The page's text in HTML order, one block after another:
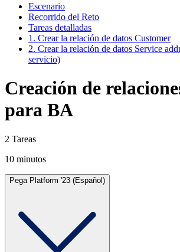
Escenario
Recorrido del Reto
Tareas detalladas
1. Crear la relación de datos Customer
2. Crear la relación de datos Service
servicio)
Creación de
para BA
2 Tareas
10 minutos
Pega Platform '23 (Español)